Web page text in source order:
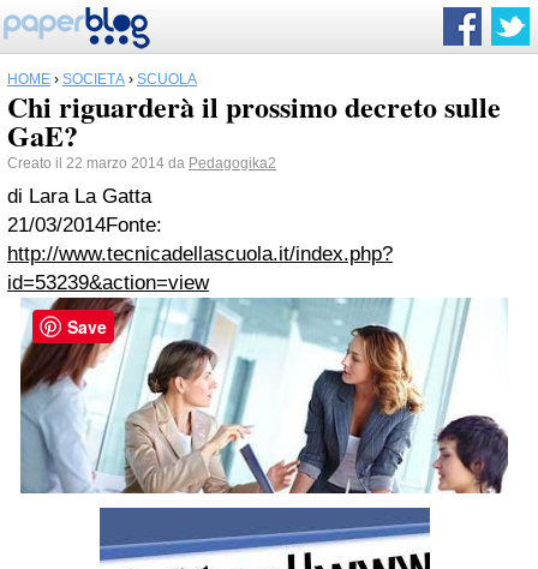
HOME › SOCIETÀ › SCUOLA
Chi riguarderà il prossimo decreto sulle
GaE?
Creato il 22 marzo 2014 da Pedagogika2
di Lara La Gatta
21/03/2014Fonte:
http://www.tecnicadellascuola.it/index.php?
id=53239&action=view
Save